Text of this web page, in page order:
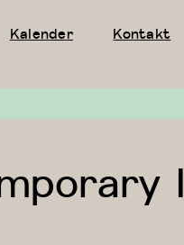
Kalender Kontakt
I